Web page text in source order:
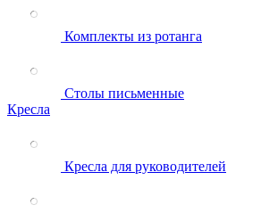
Комплекты из ротанга
Столы письменные
Кресла
Кресла для руководителей